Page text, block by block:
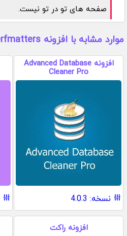
صفحه های تو در تو نیست.
موارد مشابه با افزونه Perfmatters
افزونه Advanced Database
Cleaner Pro
نسخه: 4.0.3
افزونه راکت